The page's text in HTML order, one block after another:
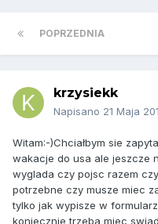
POPRZEDNIA
krzysiekk
Napisano 21 Maja
Witam:-)Chciałbym sie
wakacje do usa ale jeszcze
wyglada czy pojsc razem
potrzebne czy musze miec
tylko jak wypisze w
koniecznie trzeba miec